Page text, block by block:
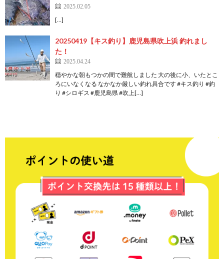
2025.02.05
[…]
20250419【キス釣り】鹿児島県吹上浜 釣れまし
た！
2025.04.24
穏やかな朝もつかの間で難航しました 大の後に小、いたとこ
ろにいなくなる なかなか厳しい釣れ具合です #キス釣り #釣
り #シロギス #鹿児島県 #吹上[…]